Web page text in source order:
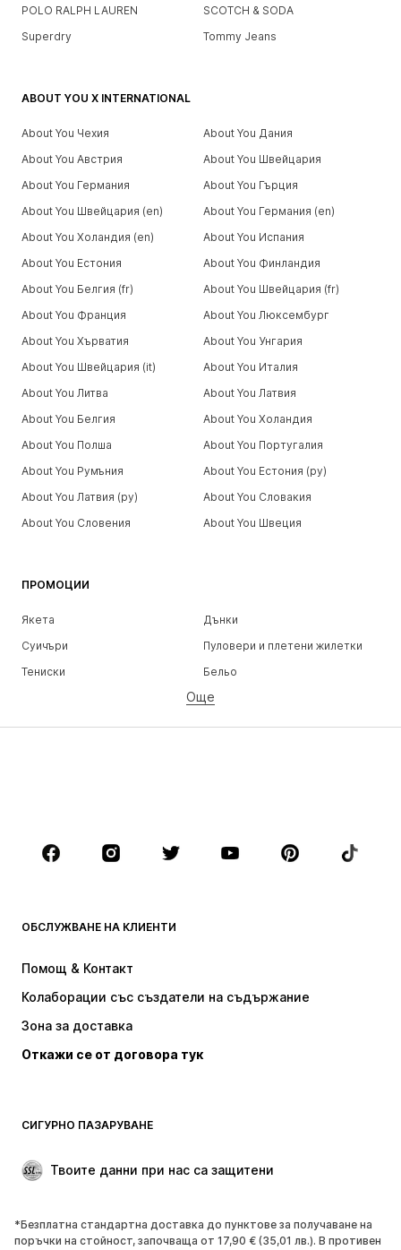
POLO RALPH LAUREN
SCOTCH & SODA
Superdry
Tommy Jeans
ПРОМОЦИИ
Якета
Дънки
Суичъри
Пуловери и плетени жилетки
Тениски
Бельо
Ризи
Палта
Костюми и сака
ДРЕХИ
Якета
Костюми и сака
Бански и плажна мода
Специални Поводи
ЕКСКЛУЗИВНО
ОБУВКИ
НОВО
Отворени обувки
ЕКСКЛУЗИВНО
Още
ОБСЛУЖВАНЕ НА КЛИЕНТИ
Помощ & Контакт
Колаборации със създатели на съдържание
Зона за доставка
Откажи се от договора тук
СИГУРНО ПАЗАРУВАНЕ
Твоите данни при нас са защитени
*Безплатна стандартна доставка до пунктове за получаване на
поръчки на стойност, започваща от 17,90 € (35,01 лв.). В противен
ABOUT YOU X INTERNATIONAL
About You Чехия
About You Дания
About You Австрия
About You Швейцария
About You Германия
About You Гърция
About You Швейцария (en)
About You Германия (en)
About You Холандия (en)
About You Испания
About You Естония
About You Финландия
About You Белгия (fr)
About You Швейцария (fr)
About You Франция
About You Люксембург
About You Хърватия
About You Унгария
About You Швейцария (it)
About You Италия
About You Литва
About You Латвия
About You Белгия
About You Холандия
About You Полша
About You Португалия
About You Румъния
About You Естония (ру)
About You Латвия (ру)
About You Словакия
About You Словения
About You Швеция